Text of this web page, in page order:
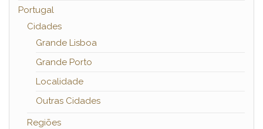
Portugal
Cidades
Grande Lisboa
Grande Porto
Localidade
Outras Cidades
Regiões